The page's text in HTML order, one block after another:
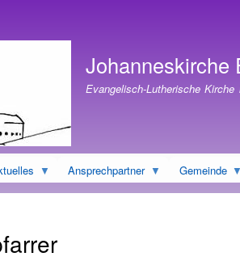
Johanneskirche
Evangelisch-Lutherische Kirche
Ansprechpartner Gemeinde